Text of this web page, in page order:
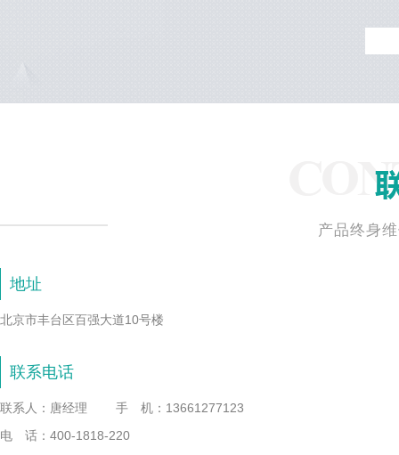
产品终身
地址
北京市丰台区百强大道10号楼
联系电话
联系人：唐经理
手 机：13661277123
电 话：400-1818-220